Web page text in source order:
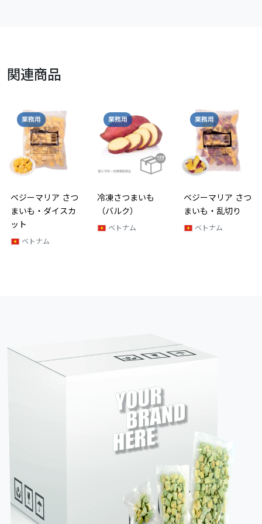
関連商品
業務用
ベジーマリア さつ
まいも・ダイスカ
ット
ベトナム
業務用
冷凍さつまいも
（バルク）
ベトナム
業務用
ベジーマリア さつ
まいも・乱切り
ベトナム